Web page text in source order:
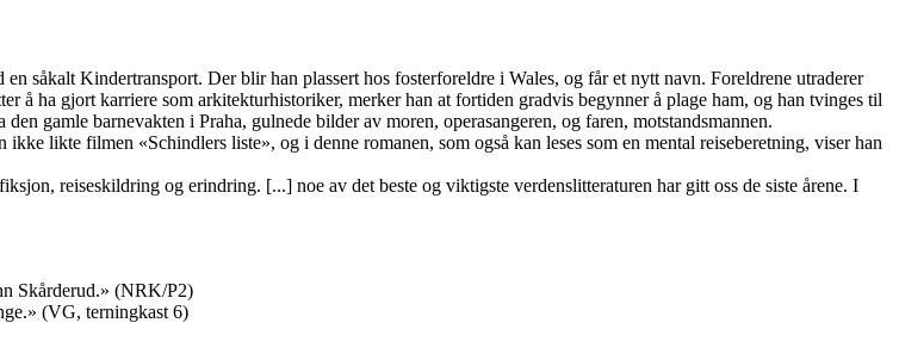
såkalt Kindertransport. Der blir han plassert hos fosterforeldre i Wales, og får et nytt navn. Foreldrene utraderer
å ha gjort karriere som arkitekturhistoriker, merker han at fortiden gradvis begynner å plage ham, og han tvinges til
gamle barnevakten i Praha, gulnede bilder av moren, operasangeren, og faren, motstandsmannen.
likte filmen «Schindlers liste», og i denne romanen, som også kan leses som en mental reiseberetning, viser han
reiseskildring og erindring. [...] noe av det beste og viktigste verdenslitteraturen har gitt oss de siste årene. I
Skårderud.» (NRK/P2)
(VG, terningkast 6)